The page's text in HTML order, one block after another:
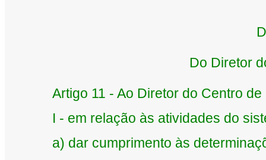
Do Diretor
Artigo 11 - Ao Diretor do Centro
I - em relação às atividades do
a) dar cumprimento às